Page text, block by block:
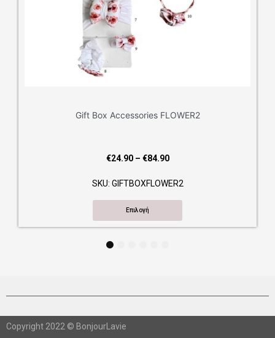
Gift Box Accessories FLOWER2
24.90–€ 84.90Price
€24.90
through
SKU: GIFTBOXFLOWER2
Επιλογή
4
Copyright 2022 © BonjourLavie